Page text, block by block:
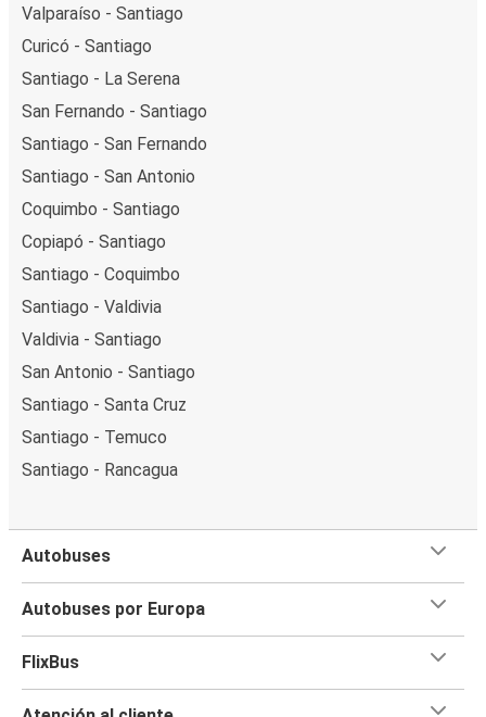
Valparaíso - Santiago
Curicó - Santiago
Santiago - La Serena
San Fernando - Santiago
Santiago - San Fernando
Santiago - San Antonio
Coquimbo - Santiago
Copiapó - Santiago
Santiago - Coquimbo
Santiago - Valdivia
Valdivia - Santiago
San Antonio - Santiago
Santiago - Santa Cruz
Santiago - Temuco
Santiago - Rancagua
Autobuses
Autobuses por Europa
FlixBus